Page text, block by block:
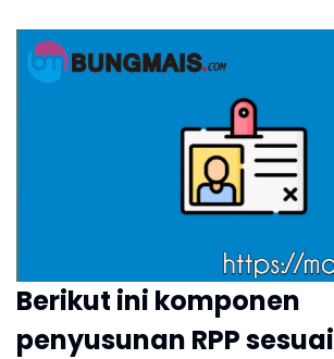
Berikut ini komponen
penyusunan RPP sesuai